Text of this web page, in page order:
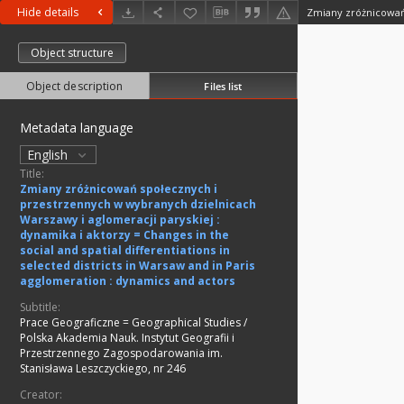
Hide details
Object structure
Object description Files list
Metadata language
English
Title:
Zmiany zróżnicowań społecznych i
przestrzennych w wybranych dzielnicach
Warszawy i aglomeracji paryskiej :
dynamika i aktorzy = Changes in the
social and spatial differentiations in
selected districts in Warsaw and in Paris
agglomeration : dynamics and actors
Subtitle:
Prace Geograficzne = Geographical Studies /
Polska Akademia Nauk. Instytut Geografii i
Przestrzennego Zagospodarowania im.
Stanisława Leszczyckiego, nr 246
Creator: